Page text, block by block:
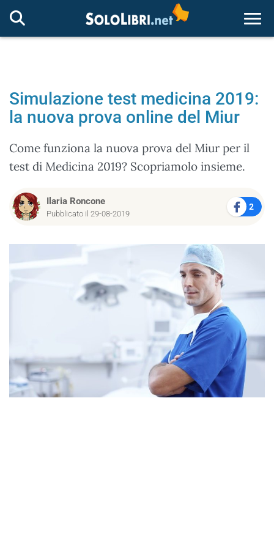
Simulazione test medicina 2019:
la nuova prova online del Miur
Come funziona la nuova prova del Miur per il
test di Medicina 2019? Scopriamolo insieme.
Ilaria Roncone
Pubblicato il 29-08-2019
2